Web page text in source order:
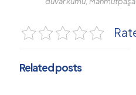
Related posts